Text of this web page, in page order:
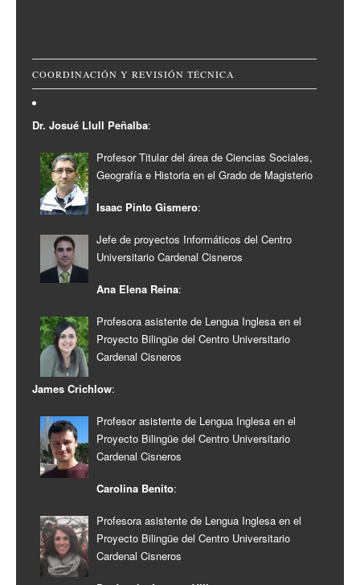
COORDINACIÓN Y REVISIÓN TÉCNICA
Dr. Josué Llull Peñalba:
Profesor Titular del área de Ciencias Sociales,
Geografía e Historia en el Grado de Magisterio
Isaac Pinto Gismero:
Jefe de proyectos Informáticos del Centro
Universitario Cardenal Cisneros
Ana Elena Reina:
Profesora asistente de Lengua Inglesa en el
Proyecto Bilingüe del Centro Universitario
Cardenal Cisneros
James Crichlow:
Profesor asistente de Lengua Inglesa en el
Proyecto Bilingüe del Centro Universitario
Cardenal Cisneros
Carolina Benito:
Profesora asistente de Lengua Inglesa en el
Proyecto Bilingüe del Centro Universitario
Cardenal Cisneros